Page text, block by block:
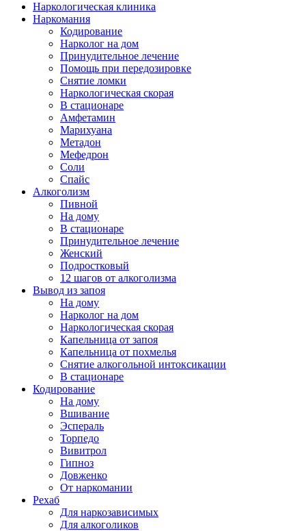
Наркологическая клиника
Наркомания
Кодирование
Нарколог на дом
Принудительное лечение
Помощь при передозировке
Снятие ломки
Наркологическая скорая
В стационаре
Амфетамин
Марихуана
Метадон
Мефедрон
Соли
Спайс
Алкоголизм
Пивной
На дому
В стационаре
Принудительное лечение
Женский
Подростковый
12 шагов от алкоголизма
Вывод из запоя
На дому
Нарколог на дом
Наркологическая скорая
Капельница от запоя
Капельница от похмелья
Снятие алкогольной интоксикации
В стационаре
Кодирование
На дому
Вшивание
Эспераль
Торпедо
Вивитрол
Гипноз
Довженко
От наркомании
Рехаб
Для наркозависимых
Для алкоголиков